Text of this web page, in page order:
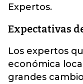
Expertos.
Expectativas
Los expertos
económica
grandes